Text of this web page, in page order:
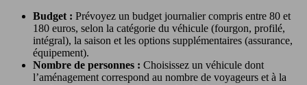
Budget : Prévoyez un budget journalier compris entre 80 et
180 euros, selon la catégorie du véhicule (fourgon, profilé,
intégral), la saison et les options supplémentaires (assurance,
équipement).
Nombre de personnes : Choisissez un véhicule dont
l’aménagement correspond au nombre de voyageurs et à la